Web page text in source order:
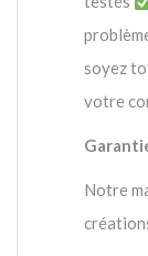
soyez
votre
Notre